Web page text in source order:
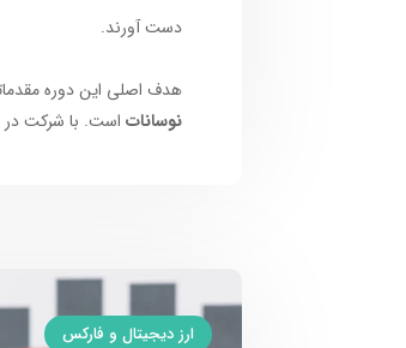
دست آورند.
هدف اصلی این دوره
نوسانات است. با شرکت در
ارز دیجیتال و فارکس